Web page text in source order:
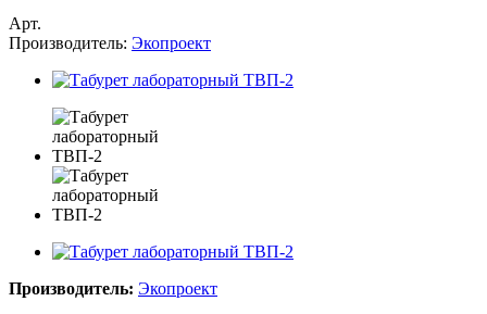
Арт.
Производитель: Экопроект
Производитель: Экопроект